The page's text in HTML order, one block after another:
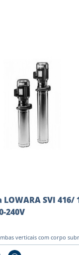
SVI 416/
240V
verticais com corpo